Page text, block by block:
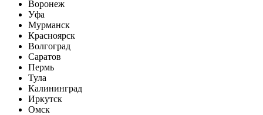
Воронеж
Уфа
Мурманск
Красноярск
Волгоград
Саратов
Пермь
Тула
Калининград
Иркутск
Омск